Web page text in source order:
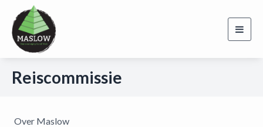
Reiscommissie
Over Maslow